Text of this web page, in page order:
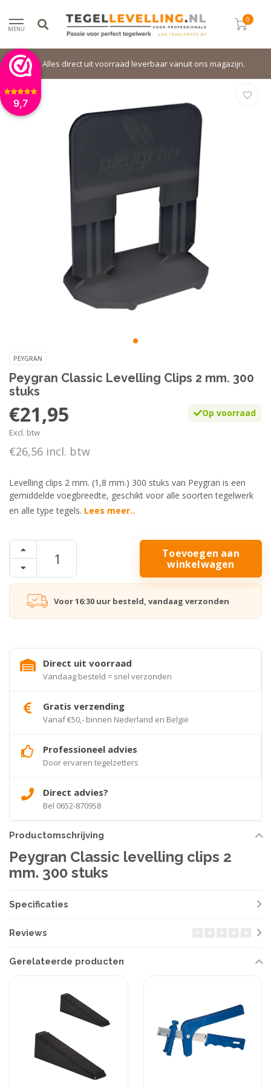
9,7
MENU
0
Alles direct uit voorraad leverbaar vanuit ons magazijn.
PEYGRAN
Peygran Classic Levelling Clips 2 mm. 300
stuks
€21,95
Excl. btw
€26,56 incl. btw
Op voorraad
Levelling clips 2 mm. (1,8 mm.) 300 stuks van Peygran is een
gemiddelde voegbreedte, geschikt voor alle soorten tegelwerk
en alle type tegels. Lees meer..
Toevoegen aan
winkelwagen
Voor 16:30 uur besteld, vandaag verzonden
Direct uit voorraad
Vandaag besteld = snel verzonden
Gratis verzending
Vanaf €50,- binnen Nederland en België
Professioneel advies
Door ervaren tegelzetters
Direct advies?
Bel 0652-870958
Productomschrijving
Peygran Classic levelling clips 2
mm. 300 stuks
Specificaties
Reviews
Gerelateerde producten